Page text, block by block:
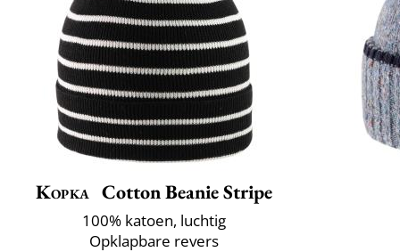
Kopka Cotton Beanie Stripe
100% katoen, luchtig
Opklapbare revers